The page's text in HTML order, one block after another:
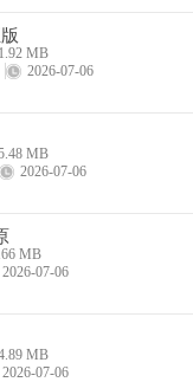
MB
2026-07-06
MB
2026-07-06
MB
2026-07-06
MB
2026-07-06